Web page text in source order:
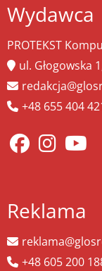
Wydawca
PROTEKST
ul. Głogowska
+48 655 404
Reklama
+48 605 200